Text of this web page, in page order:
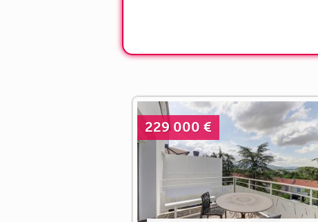
229 000 €